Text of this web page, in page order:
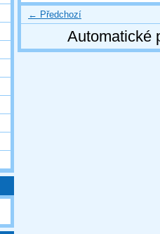
← Předchozí
Automatické